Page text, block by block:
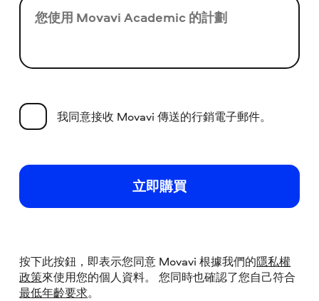
您使用 Movavi Academic 的計劃
我同意接收 Movavi 傳送的行銷電子郵件。
立即購買
按下此按鈕，即表示您同意 Movavi 根據我們的隱私權
政策來使用您的個人資料。 您同時也確認了您自己符合
最低年齡要求。